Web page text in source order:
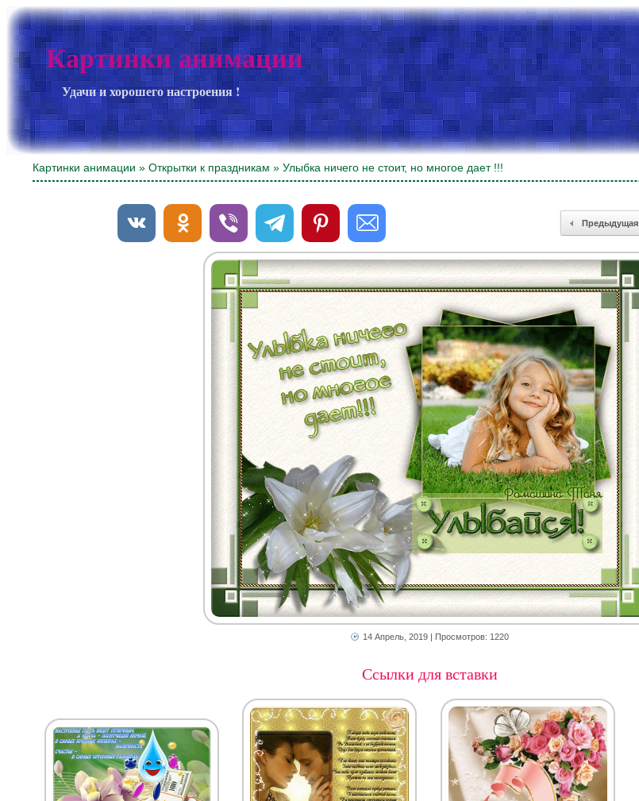
Картинки анимации
Удачи и хорошего настроения !
Картинки анимации »Открытки к праздникам » Улыбка ничего не стоит, но многое дает !!!
Предыдущая
14 Апрель, 2019| Просмотров: 1220
Ссылки для вставки